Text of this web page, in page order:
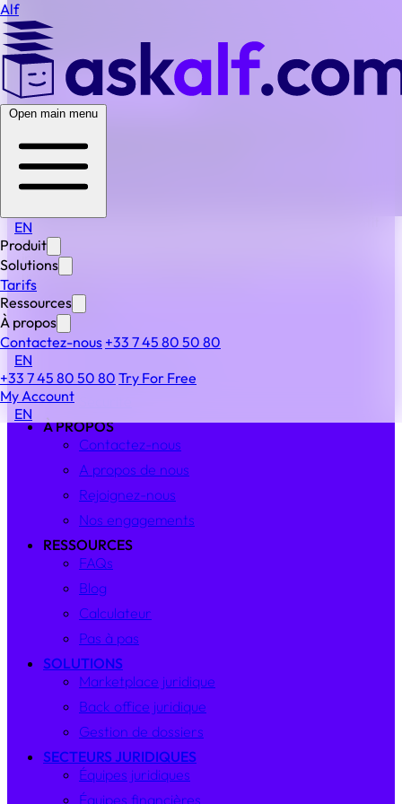
Alf
Open main menu
EN
Produit
Solutions
Tarifs
Ressources
À propos
Contactez-nous +33 7 45 80 50 80
EN
+33 7 45 80 50 80 Try For Free
My Account
EN
BACK TO ALL FAQS
l’accès non autorisé à nos comptes ?
L’accès est protégé par une authentification à deux
une piste d’audit détaillée de chaque action. Cela garantit
que seules les bonnes personnes accèdent à vos
informations, tout en donnant à votre équipe LegalOps
une visibilité et une traçabilité totales.
PRODUIT
Fonctionnalités
IA & automatisation
À PROPOS
Contactez-nous
A propos de nous
Rejoignez-nous
Nos engagements
RESSOURCES
FAQs
Blog
Calculateur
Pas à pas
SOLUTIONS
Marketplace juridique
Back office juridique
Gestion de dossiers
SECTEURS JURIDIQUES
Équipes juridiques
Équipes financières